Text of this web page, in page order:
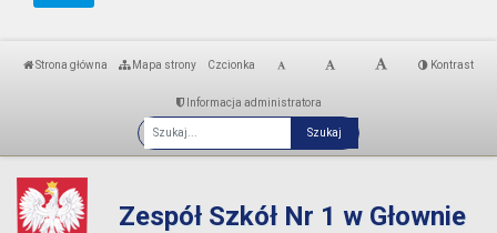
Strona główna Mapa strony Czcionka Kontrast
Informacja administratora
Fraza
Zespół Szkół Nr 1 w Głownie